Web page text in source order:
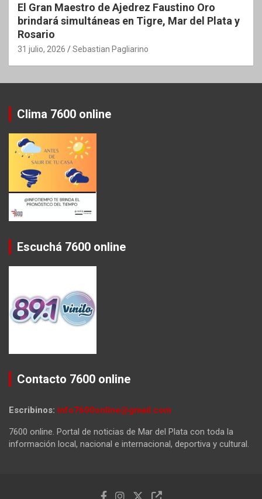
El Gran Maestro de Ajedrez Faustino Oro
brindará simultáneas en Tigre, Mar del Plata y
Rosario
31 julio, 2026 Sebastian Pagliarino
Clima 7600 online
Escuchá 7600 online
Contacto 7600 online
Escribinos: info7600online@gmail.com
7600 online. Portal de noticias de Mar del Plata con toda la
información local, nacional e internacional, deportiva y cultural.